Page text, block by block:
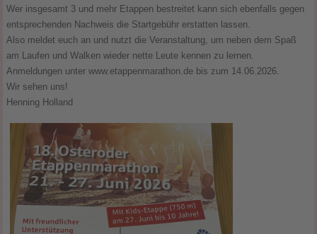
Wer insgesamt 3 und mehr Etappen bestreitet kann sich ebenfalls gegen
entsprechenden Nachweis die Startgebühr erstatten lassen.
Also meldet euch an und nutzt die Veranstaltung, um neben dem Spaß
am Laufen und Walken wieder nette Leute kennen zu lernen.
Anmeldungen unter www.etappenmarathon.de bis zum 14.06.2026.
Wir sehen uns!
Henning Holland